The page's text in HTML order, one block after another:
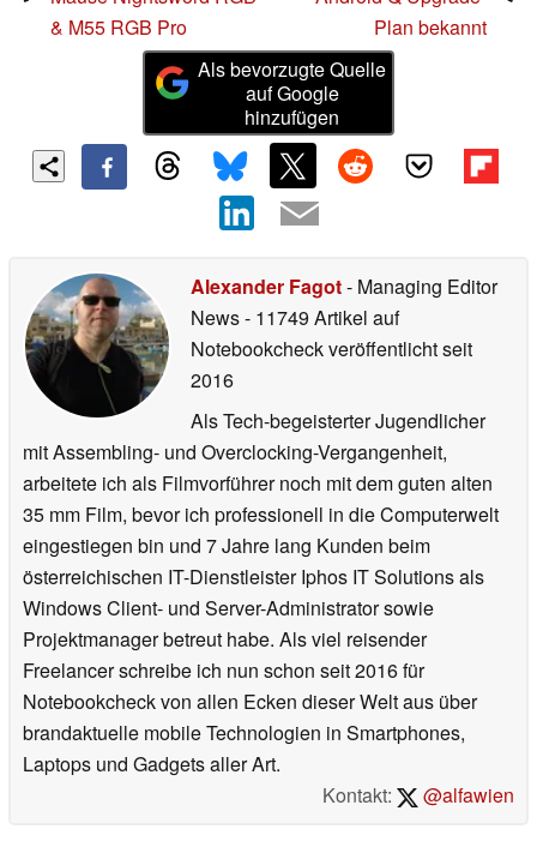
& M55 RGB Pro
Plan bekannt
Als bevorzugte Quelle
auf Google
hinzufügen
Alexander Fagot- Managing Editor
News- 11749 Artikel auf
Notebookcheck veröffentlichtseit
2016
Als Tech-begeisterter Jugendlicher
mit Assembling- und Overclocking-Vergangenheit,
arbeitete ich als Filmvorführer noch mit dem guten alten
35 mm Film, bevor ich professionell in die Computerwelt
eingestiegen bin und 7 Jahre lang Kunden beim
österreichischen IT-Dienstleister Iphos IT Solutions als
Windows Client- und Server-Administrator sowie
Projektmanager betreut habe. Als viel reisender
Freelancer schreibe ich nun schon seit 2016 für
Notebookcheck von allen Ecken dieser Welt aus über
brandaktuelle mobile Technologien in Smartphones,
Laptops und Gadgets aller Art.
Kontakt:
@alfawien